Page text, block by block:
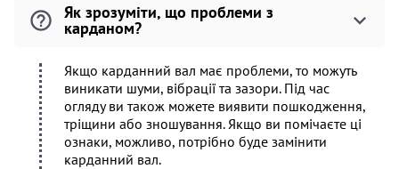
Як зрозуміти, що проблеми з
карданом?
Якщо карданний вал має проблеми, то можуть
виникати шуми, вібрації та зазори. Під час
огляду ви також можете виявити пошкодження,
тріщини або зношування. Якщо ви помічаєте ці
ознаки, можливо, потрібно буде замінити
карданний вал.